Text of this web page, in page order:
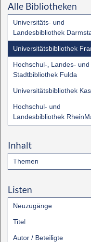
Alle Bibliotheken
Universitäts- und
Landesbibliothek
Universitätsbibliothek
Hochschul-, Landes- und
Stadtbibliothek Fulda
Universitätsbibliothek
Hochschul- und
Landesbibliothek
Inhalt
Themen
Listen
Neuzugänge
Titel
Autor / Beteiligte